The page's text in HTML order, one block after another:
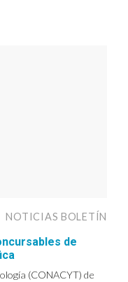
NOTICIAS BOLETÍN
de
(CONACYT) de